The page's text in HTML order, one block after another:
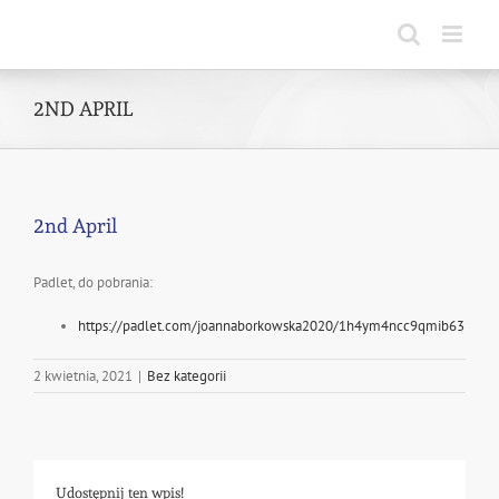
2ND APRIL
2nd April
Padlet, do pobrania:
https://padlet.com/joannaborkowska2020/1h4ym4ncc9qmib63
2 kwietnia, 2021 | Bez kategorii
Udostępnij ten wpis!